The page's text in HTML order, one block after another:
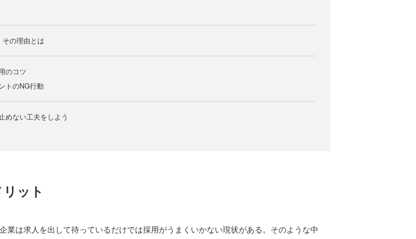
の理由とは
のコツ
トのNG行動
めない工夫をしよう
ット
は求人を出して待っているだけでは採用がうまくいかない現状がある。そのような中